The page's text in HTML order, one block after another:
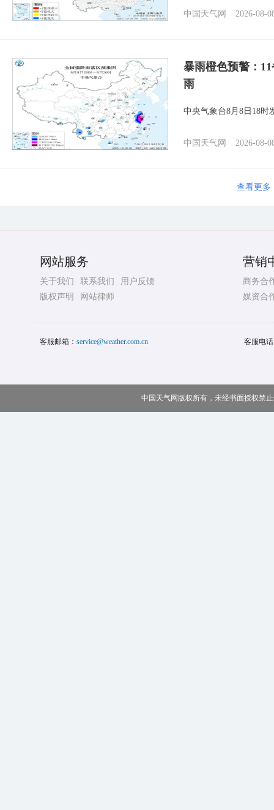
中国天气网 2026-08-
暴雨橙色预警：
雨
中央气象台8月8日18时
中国天气网 2026-08-
查看更多
网站服务
关于我们 联系我们
用户反馈
版权声明
网站律师
营销
商务合
媒资合
客服邮箱： service@weather.com.cn 客服电
中国天气网版权所有，未经书面授权